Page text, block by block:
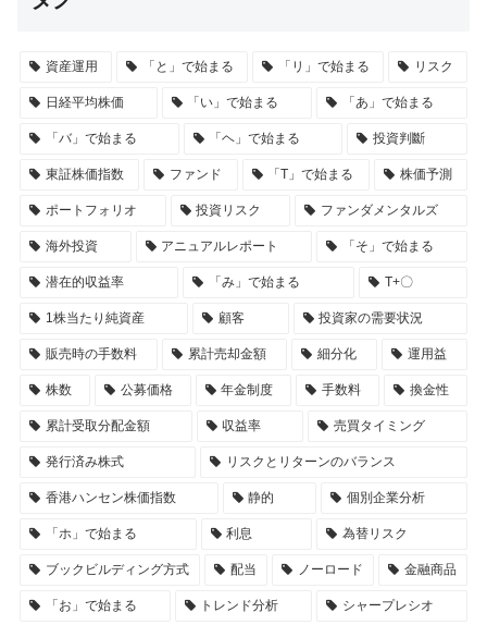
資産運用 「と」で始まる 「リ」で始まる リスク
日経平均株価 「い」で始まる 「あ」で始まる
「バ」で始まる 「ヘ」で始まる 投資判斷
東証株価指数 ファンド 「T」で始まる 株価予測
ポートフォリオ 投資リスク ファンダメンタルズ
海外投資 アニュアルレポート 「そ」で始まる
潜在的収益率 「み」で始まる T+〇
1株当たり純資産 顧客 投資家の需要状況
販売時の手数料 累計売却金額 細分化 運用益
株数 公募価格 年金制度 手数料 換金性
累計受取分配金額 収益率 売買タイミング
発行済み株式 リスクとリターンのバランス
香港ハンセン株価指数 静的 個別企業分析
「ホ」で始まる 利息 為替リスク
ブックビルディング方式 配当 ノーロード 金融商品
「お」で始まる トレンド分析 シャープレシオ